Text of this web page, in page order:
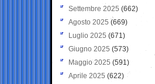
Settembre 2025 (662)
Agosto 2025 (669)
Luglio 2025 (671)
Giugno 2025 (573)
Maggio 2025 (591)
Aprile 2025 (622)